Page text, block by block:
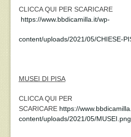
CLICCA QUI PER SCARICARE
https://www.bbdicamilla.it/wp-
content/uploads/2021/05/CHIESE-
MUSEI DI PISA
CLICCA QUI PER
SCARICARE https://
content/uploads/2021/05/MUSEI.png